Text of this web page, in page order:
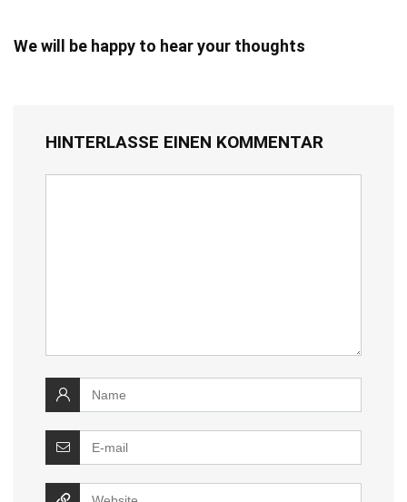
We will be happy to hear your thoughts
HINTERLASSE EINEN KOMMENTAR